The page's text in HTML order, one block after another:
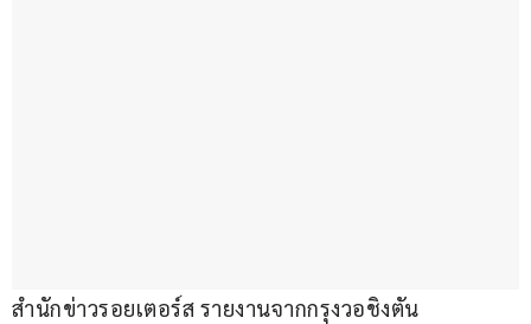
สำนักข่าวรอยเตอร์ส รายงานจากกรุงวอชิงตัน